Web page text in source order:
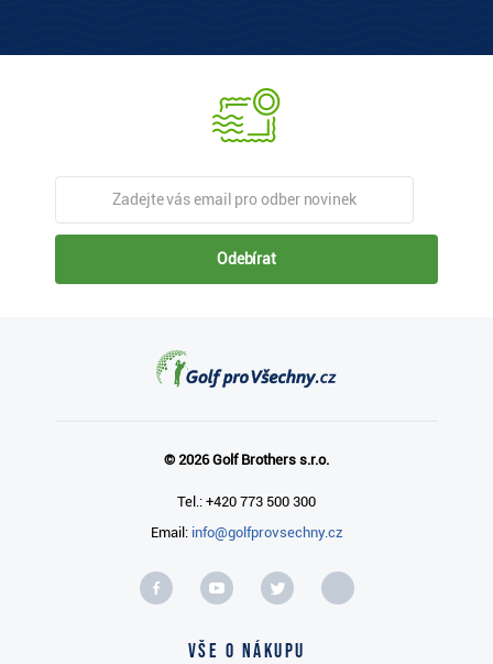
Odebírat
© 2026 Golf Brothers s.r.o.
Tel.: +420 773 500 300
Email: info@golfprovsechny.cz
Vše o nákupu